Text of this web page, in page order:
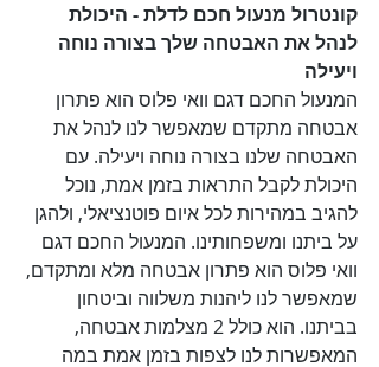
קונטרול מנעול חכם לדלת - היכולת
לנהל את האבטחה שלך בצורה נוחה
ויעילה
המנעול החכם דגם וואי פלוס הוא פתרון
אבטחה מתקדם שמאפשר לנו לנהל את
האבטחה שלנו בצורה נוחה ויעילה. עם
היכולת לקבל התראות בזמן אמת, נוכל
להגיב במהירות לכל איום פוטנציאלי, ולהגן
על ביתנו ומשפחותינו. המנעול החכם דגם
וואי פלוס הוא פתרון אבטחה מלא ומתקדם,
שמאפשר לנו ליהנות משלווה וביטחון
בביתנו. הוא כולל 2 מצלמות אבטחה,
המאפשרות לנו לצפות בזמן אמת במה